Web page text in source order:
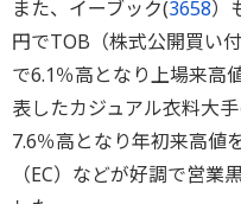
また、イーブック(3658）
円でTOB（株式公開買い
で6.1％高となり上場来高
表したカジュアル衣料大
7.6％高となり年初来高値
（EC）などが好調で営